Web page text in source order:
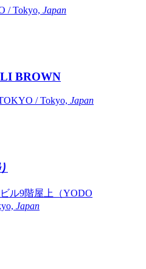
/ Tokyo, Japan
BROWN
/ Tokyo, Japan
ル9階屋上（YODO
Japan